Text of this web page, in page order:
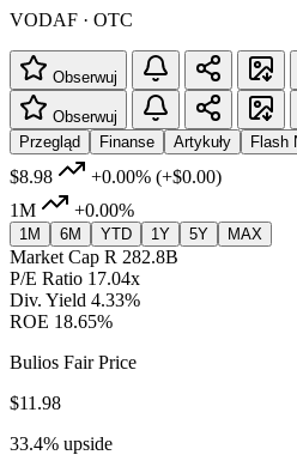
VODAF · OTC
Obserwuj
Obserwuj
Przegląd
Finanse Artykuły Flash
$8.98 +0.00% (+$0.00)
1M
+0.00%
1M 6M YTD 1Y 5Y MAX
Market Cap R 282.8B
P/E Ratio 17.04x
Div. Yield 4.33%
ROE 18.65%
Bulios Fair Price
$11.98
33.4% upside